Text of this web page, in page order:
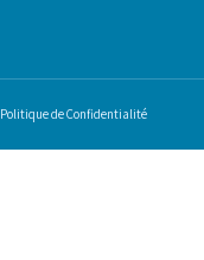
Politique de Confidentialité